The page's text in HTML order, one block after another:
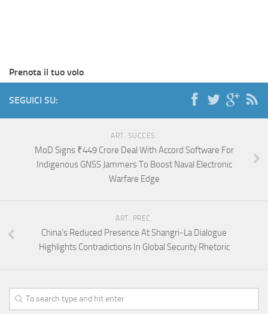
Prenota il tuo volo
SEGUICI SU:
ART. SUCCES.
MoD Signs ₹449 Crore Deal With Accord Software For
Indigenous GNSS Jammers To Boost Naval Electronic
Warfare Edge
ART. PREC.
China’s Reduced Presence At Shangri-La Dialogue
Highlights Contradictions In Global Security Rhetoric